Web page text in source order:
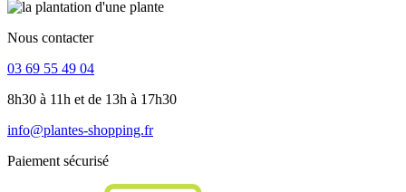
Nous contacter
03 69 55 49 04
8h30 à 11h et de 13h à 17h30
info@plantes-shopping.fr
Paiement sécurisé